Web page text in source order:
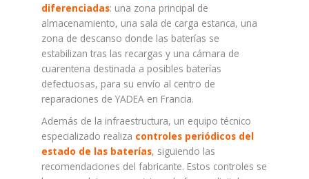
diferenciadas: una zona principal de
almacenamiento, una sala de carga estanca, una
zona de descanso donde las baterías se
estabilizan tras las recargas y una cámara de
cuarentena destinada a posibles baterías
defectuosas, para su envío al centro de
reparaciones de YADEA en Francia.
Además de la infraestructura, un equipo técnico
especializado realiza controles periódicos del
estado de las baterías, siguiendo las
recomendaciones del fabricante. Estos controles se